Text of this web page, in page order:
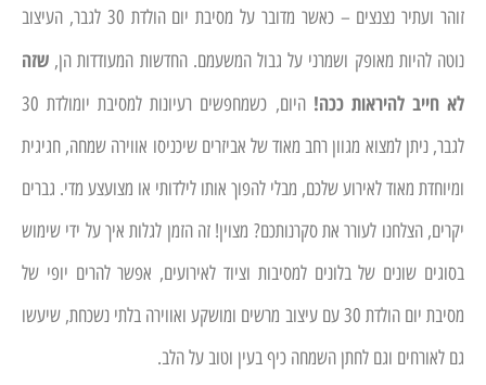
זוהר ועתיר נצנצים – כאשר מדובר על מסיבת יום הולדת 30 לגבר, העיצוב
נוטה להיות מאופק ושמרני על גבול המשעמם. החדשות המעודדות הן, שזה
לא חייב להיראות ככה!
היום, כשמחפשים רעיונות למסיבת יומולדת 30
לגבר, ניתן למצוא מגוון רחב מאוד של אביזרים שיכניסו אווירה שמחה, חגיגית
ומיוחדת מאוד לאירוע שלכם, מבלי להפוך אותו לילדותי או מצועצע מדי. גברים
יקרים, הצלחנו לעורר את סקרנותכם? מצוין! זה הזמן לגלות איך על ידי שימוש
בסוגים שונים של בלונים למסיבות וציוד לאירועים, אפשר להרים יופי של
מסיבת יום הולדת 30 עם עיצוב מרשים ומושקע ואווירה בלתי נשכחת, שיעשו
גם לאורחים וגם לחתן השמחה כיף בעין וטוב על הלב.